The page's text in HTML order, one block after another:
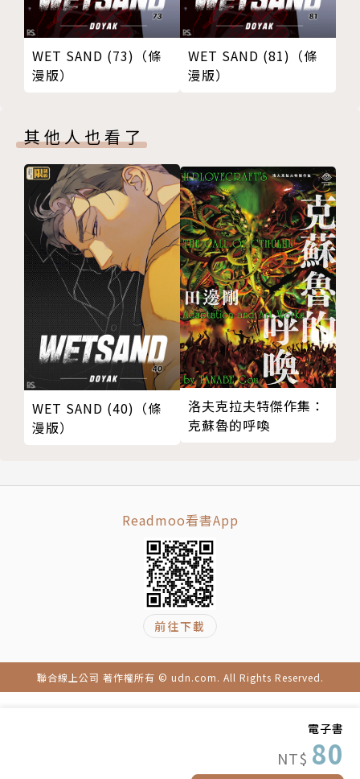
電子書
NT$ 80
WET SAND (73)（條
漫版）
WET SAND (81)（條
漫版）
其他人也看了
WET SAND (40)（條
漫版）
洛夫克拉夫特傑作集：
克蘇魯的呼喚
Readmoo看書App
前往下載
聯合線上公司 著作權所有 © udn.com. All Rights Reserved.